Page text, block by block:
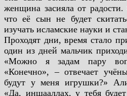
женщина засияла от радости.
что её сын не будет
изучать исламские науки и
Проходят дни, время стало
один из дней мальчик
«Можно я задам пару
«Конечно», – отвечает
будут у меня игрушки?»
«Да, иншааллах, у тебя